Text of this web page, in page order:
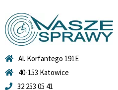
Al. Korfantego 191E
40-153 Katowice
32 253 05 41